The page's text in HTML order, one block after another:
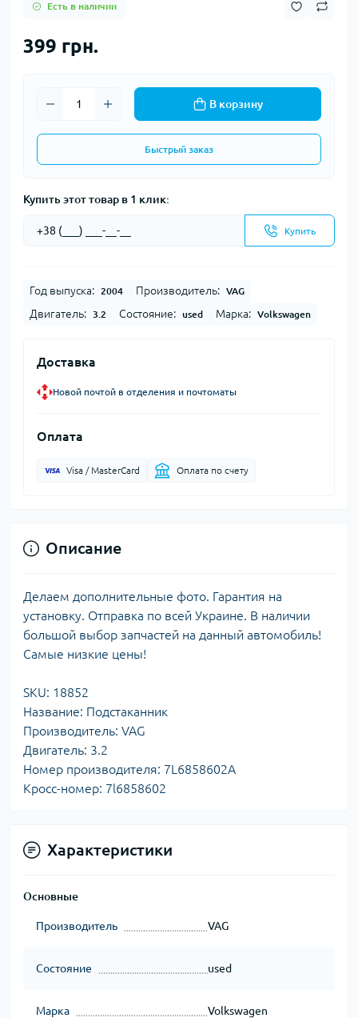
Есть в наличии
399 грн.
В корзину
Быстрый заказ
Купить этот товар в 1 клик:
Купить
Год выпуска: 2004 Производитель: VAG
Двигатель: 3.2 Состояние: used Марка: Volkswagen
Доставка
Новой почтой в отделения и почтоматы
Оплата
Visa / MasterCard Оплата по счету
Описание
Делаем дополнительные фото. Гарантия на
установку. Отправка по всей Украине. В наличии
большой выбор запчастей на данный автомобиль!
Самые низкие цены!
SKU: 18852
Название: Подстаканник
Производитель: VAG
Двигатель: 3.2
Номер производителя: 7L6858602A
Кросс-номер: 7l6858602
Характеристики
Основные
Производитель VAG
Состояние used
Марка Volkswagen